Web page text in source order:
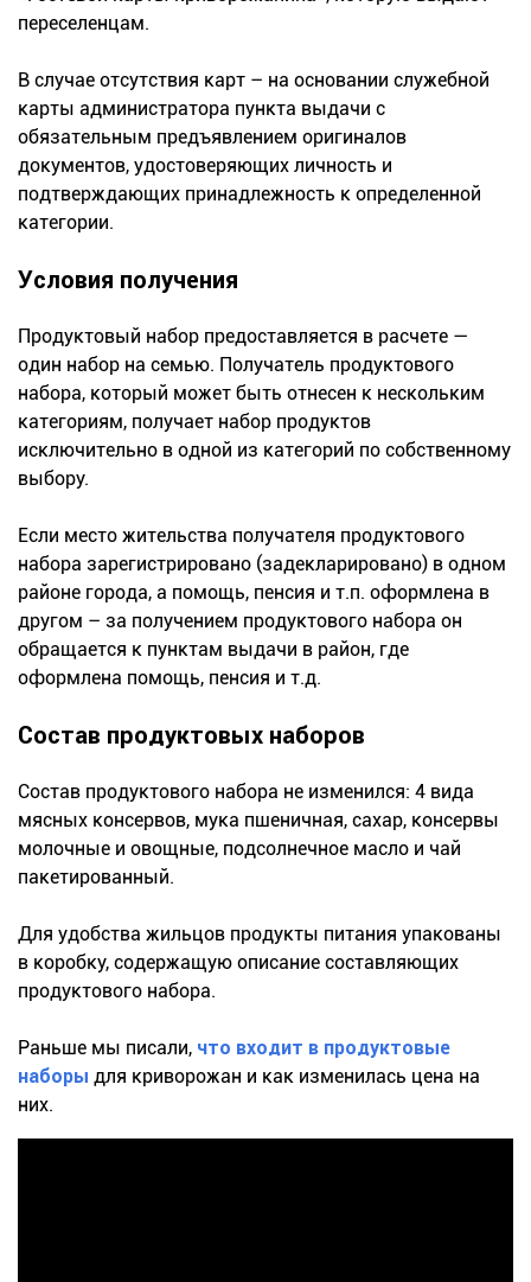
переселенцам.
В случае отсутствия карт – на основании служебной
карты администратора пункта выдачи с
обязательным предъявлением оригиналов
документов, удостоверяющих личность и
подтверждающих принадлежность к определенной
категории.
Условия получения
Продуктовый набор предоставляется в расчете —
один набор на семью. Получатель продуктового
набора, который может быть отнесен к нескольким
категориям, получает набор продуктов
исключительно в одной из категорий по собственному
выбору.
Если место жительства получателя продуктового
набора зарегистрировано (задекларировано) в одном
районе города, а помощь, пенсия и т.п. оформлена в
другом – за получением продуктового набора он
обращается к пунктам выдачи в район, где
оформлена помощь, пенсия и т.д.
Состав продуктовых наборов
Состав продуктового набора не изменился: 4 вида
мясных консервов, мука пшеничная, сахар, консервы
молочные и овощные, подсолнечное масло и чай
пакетированный.
Для удобства жильцов продукты питания упакованы
в коробку, содержащую описание составляющих
продуктового набора.
Раньше мы писали, что входит в продуктовые
наборы для криворожан и как изменилась цена на
них.